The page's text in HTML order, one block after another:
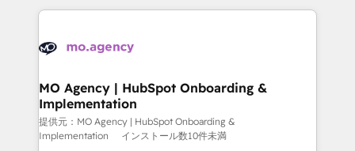
install, our team have the change management
onboarding from platforms like Salesforce, NetSuite,
WordPress and legacy CRMs, turning fragmented
architectures that accelerate revenue operations and
performance. - Multi-object CRM migration, cleanup,
and implementation. - Pre-built and custom
integrations across your full tech stack. - Custom
MO Agency | HubSpot Onboarding &
Implementation
提供元：MO Agency | HubSpot Onboarding &
Implementation
インストール数10件未満